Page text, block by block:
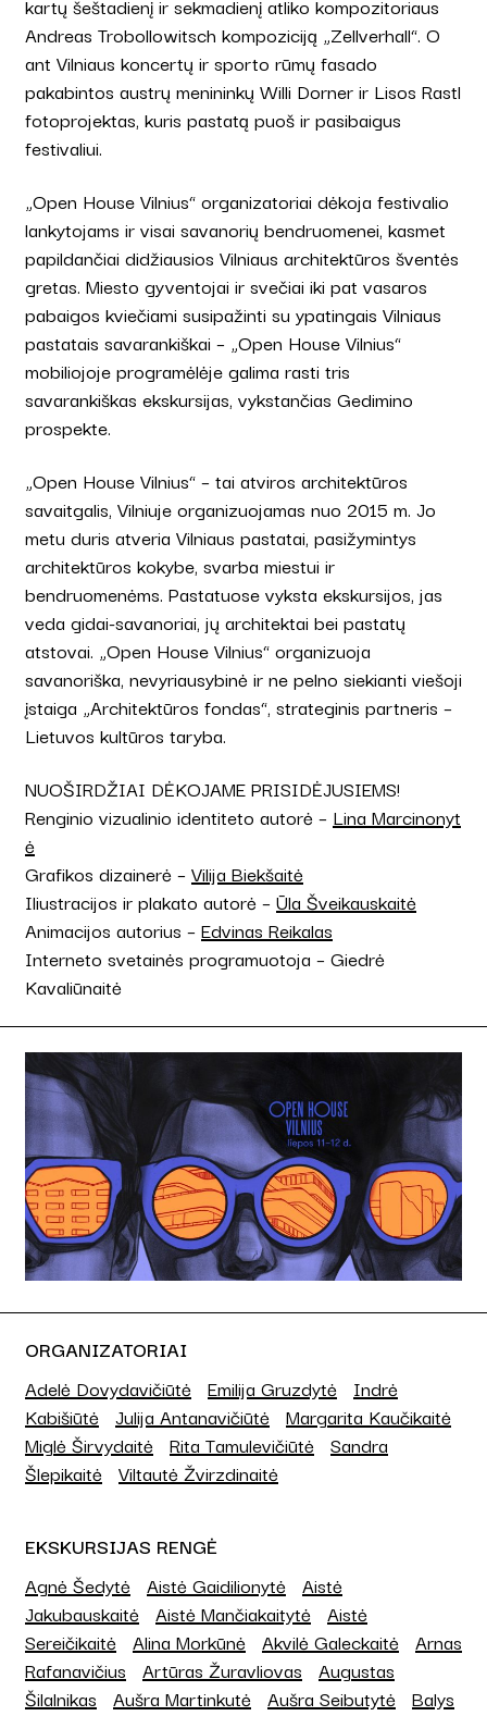
kartų šeštadienį ir sekmadienį atliko kompozitoriaus
Andreas Trobollowitsch kompoziciją „Zellverhall“. O
ant Vilniaus koncertų ir sporto rūmų fasado
pakabintos austrų menininkų Willi Dorner ir Lisos Rastl
fotoprojektas, kuris pastatą puoš ir pasibaigus
festivaliui.
„Open House Vilnius“ organizatoriai dėkoja festivalio
lankytojams ir visai savanorių bendruomenei, kasmet
papildančiai didžiausios Vilniaus architektūros šventės
gretas. Miesto gyventojai ir svečiai iki pat vasaros
pabaigos kviečiami susipažinti su ypatingais Vilniaus
pastatais savarankiškai – „Open House Vilnius“
mobiliojoje programėlėje galima rasti tris
savarankiškas ekskursijas, vykstančias Gedimino
prospekte.
„Open House Vilnius“ – tai atviros architektūros
savaitgalis, Vilniuje organizuojamas nuo 2015 m. Jo
metu duris atveria Vilniaus pastatai, pasižymintys
architektūros kokybe, svarba miestui ir
bendruomenėms. Pastatuose vyksta ekskursijos, jas
veda gidai-savanoriai, jų architektai bei pastatų
atstovai. „Open House Vilnius“ organizuoja
savanoriška, nevyriausybinė ir ne pelno siekianti viešoji
įstaiga „Architektūros fondas“, strateginis partneris –
Lietuvos kultūros taryba.
NUOŠIRDŽIAI DĖKOJAME PRISIDĖJUSIEMS!
Renginio vizualinio identiteto autorė – Lina Marcinonyt
ė
Grafikos dizainerė – Vilija Biekšaitė
Iliustracijos ir plakato autorė – Ūla Šveikauskaitė
Animacijos autorius – Edvinas Reikalas
Interneto svetainės programuotoja – Giedrė
Kavaliūnaitė
ORGANIZATORIAI
Adelė Dovydavičiūtė Emilija Gruzdytė Indrė
Kabišiūtė Julija Antanavičiūtė Margarita Kaučikaitė
Miglė Širvydaitė Rita Tamulevičiūtė Sandra
Šlepikaitė Viltautė Žvirzdinaitė
EKSKURSIJAS RENGĖ
Agnė Šedytė Aistė Gaidilionytė Aistė
Jakubauskaitė Aistė Mančiakaitytė Aistė
Sereičikaitė Alina Morkūnė Akvilė Galeckaitė Arnas
Rafanavičius Artūras Žuravliovas Augustas
Šilalnikas Aušra Martinkutė Aušra Seibutytė Balys